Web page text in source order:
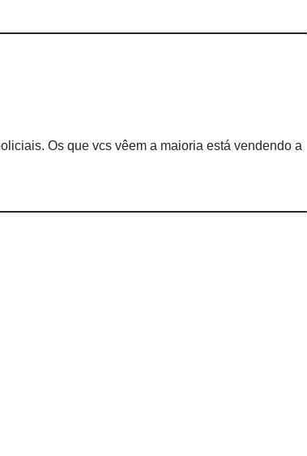
Os que vcs vêem a maioria está vendendo a